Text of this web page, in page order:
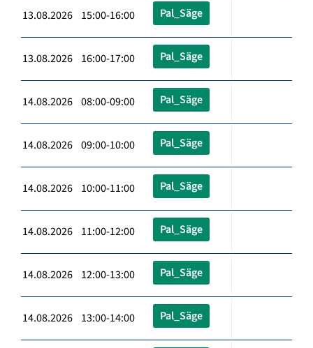
13.08.2026 15:00-16:00 Pal_Säge
13.08.2026 16:00-17:00 Pal_Säge
14.08.2026 08:00-09:00 Pal_Säge
14.08.2026 09:00-10:00 Pal_Säge
14.08.2026 10:00-11:00 Pal_Säge
14.08.2026 11:00-12:00 Pal_Säge
14.08.2026 12:00-13:00 Pal_Säge
14.08.2026 13:00-14:00 Pal_Säge